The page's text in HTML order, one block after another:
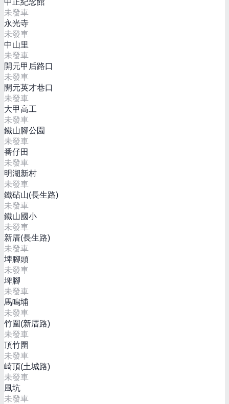
未發車
永光寺
未發車
中山里
未發車
開元甲后路口
未發車
開元英才巷口
未發車
大甲高工
未發車
鐵山腳公園
未發車
番仔田
未發車
明湖新村
未發車
鐵砧山(長生路)
未發車
鐵山國小
未發車
新厝(長生路)
未發車
埤腳頭
未發車
埤腳
未發車
馬鳴埔
未發車
竹圍(新厝路)
未發車
頂竹圍
未發車
崎頂(土城路)
未發車
風坑
未發車